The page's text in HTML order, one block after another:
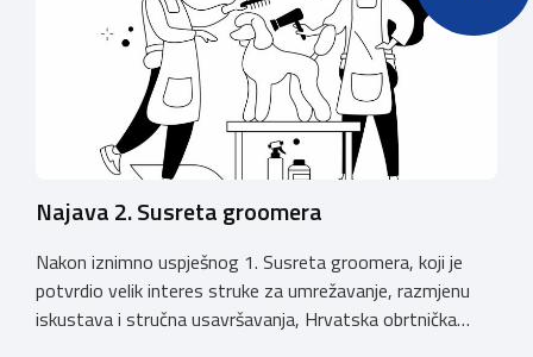
Najava 2. Susreta groomera
Nakon iznimno uspješnog 1. Susreta groomera, koji je
potvrdio velik interes struke za umrežavanje, razmjenu
iskustava i stručna usavršavanja, Hrvatska obrtnička